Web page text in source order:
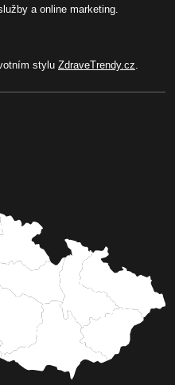
a online marketing.
stylu ZdraveTrendy.cz